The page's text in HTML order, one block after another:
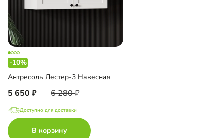
-10%
Антресоль Лестер-3 Навесная
5 650 6 280
Доступно для доставки
В корзину